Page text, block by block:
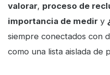
valorar, proceso de
importancia de medir y
siempre conectados con
como una lista aislada de